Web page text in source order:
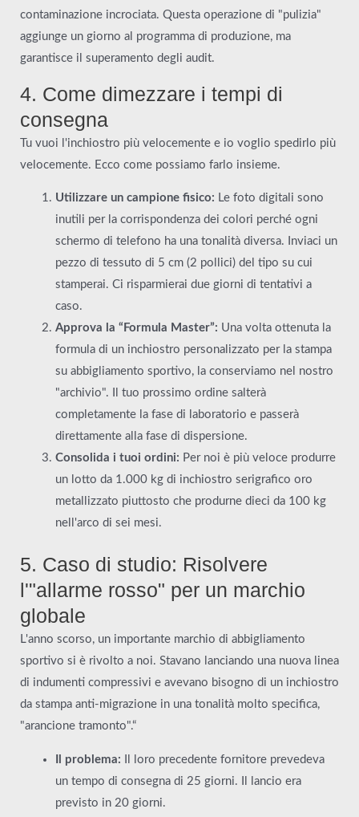
contaminazione incrociata. Questa operazione di "pulizia"
aggiunge un giorno al programma di produzione, ma
garantisce il superamento degli audit.
4. Come dimezzare i tempi di
consegna
Tu vuoi l'inchiostro più velocemente e io voglio spedirlo più
velocemente. Ecco come possiamo farlo insieme.
Utilizzare un campione fisico: Le foto digitali sono
inutili per la corrispondenza dei colori perché ogni
schermo di telefono ha una tonalità diversa. Inviaci un
pezzo di tessuto di 5 cm (2 pollici) del tipo su cui
stamperai. Ci risparmierai due giorni di tentativi a
caso.
Approva la “Formula Master”: Una volta ottenuta la
formula di un inchiostro personalizzato per la stampa
su abbigliamento sportivo, la conserviamo nel nostro
"archivio". Il tuo prossimo ordine salterà
completamente la fase di laboratorio e passerà
direttamente alla fase di dispersione.
Consolida i tuoi ordini: Per noi è più veloce produrre
un lotto da 1.000 kg di inchiostro serigrafico oro
metallizzato piuttosto che produrne dieci da 100 kg
nell'arco di sei mesi.
5. Caso di studio: Risolvere
l'"allarme rosso" per un marchio
globale
L'anno scorso, un importante marchio di abbigliamento
sportivo si è rivolto a noi. Stavano lanciando una nuova linea
di indumenti compressivi e avevano bisogno di un inchiostro
da stampa anti-migrazione in una tonalità molto specifica,
"arancione tramonto".“
Il problema: Il loro precedente fornitore prevedeva
un tempo di consegna di 25 giorni. Il lancio era
previsto in 20 giorni.